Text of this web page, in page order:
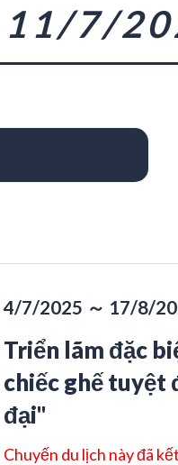
11/7/
4/7/2025 ～ 17/8/
Triển lãm đặc
chiếc ghế tuyệt
đại"
Chuyến du lịch này đã